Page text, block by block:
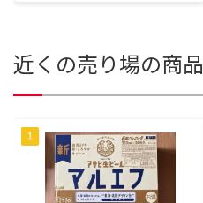
近くの売り場の商品